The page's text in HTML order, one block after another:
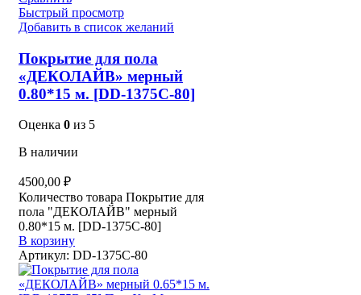
Быстрый просмотр
Добавить в список желаний
Покрытие для пола
«ДЕКОЛАЙВ» мерный
0.80*15 м. [DD-1375C-80]
Оценка 0 из 5
В наличии
4500,00 ₽
Количество товара Покрытие для
пола "ДЕКОЛАЙВ" мерный
0.80*15 м. [DD-1375C-80]
В корзину
Артикул: DD-1375C-80